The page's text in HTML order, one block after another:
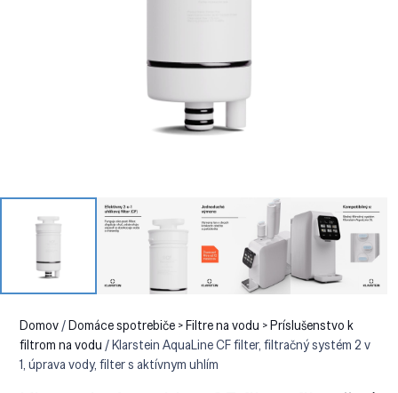
Domov/Domáce spotrebiče > Filtre na vodu > Príslušenstvo k
filtrom na vodu / Klarstein AquaLine CF filter, filtračný systém 2 v
1, úprava vody, filter s aktívnym uhlím